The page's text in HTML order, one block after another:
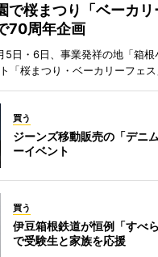
で桜まつり「ベーカ
70周年企画
5日・6日、事業発祥の地「箱
「桜まつり・ベーカリーフェス
買う
ジーンズ移動販売の「デニ
ーイベント
買う
伊豆箱根鉄道が恒例「すべ
で受験生と家族を応援